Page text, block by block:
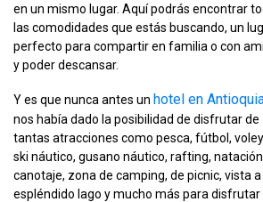
en un mismo lugar. Aquí podrás encontrar
las comodidades que estás buscando, un
perfecto para compartir en familia o con
y poder descansar.
Y es que nunca antes un hotel en
nos había dado la posibilidad de disfrutar de
tantas atracciones como pesca, fútbol,
ski náutico, gusano náutico, rafting,
canotaje, zona de camping, de picnic, vista a
espléndido lago y mucho más para disfrutar